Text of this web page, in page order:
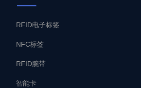
RFID电子标签
NFC标签
RFID腕带
智能卡